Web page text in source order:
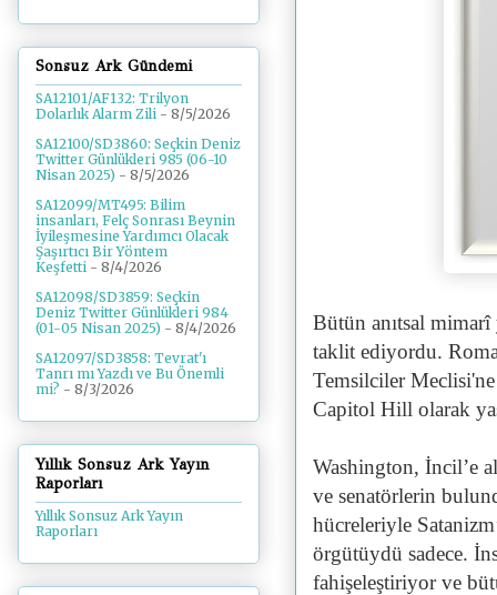
Bütün anıtsal mimarî
taklit ediyordu.
Temsilciler
Capitol Hill olarak
Washington, İncil’e
ve senatörlerin
hücreleriyle
örgütüydü sadece.
fahişeleştiriyor ve
Sonsuz Ark Gündemi
SA12101/AF132: Trilyon
Dolarlık Alarm Zili - 8/5/2026
SA12100/SD3860: Seçkin Deniz
Twitter Günlükleri 985 (06-10
Nisan 2025) - 8/5/2026
SA12099/MT495: Bilim
insanları, Felç Sonrası Beynin
İyileşmesine Yardımcı Olacak
Şaşırtıcı Bir Yöntem
Keşfetti - 8/4/2026
SA12098/SD3859: Seçkin
Deniz Twitter Günlükleri 984
(01-05 Nisan 2025) - 8/4/2026
SA12097/SD3858: Tevrat'ı
Tanrı mı Yazdı ve Bu Önemli
mi? - 8/3/2026
Yıllık Sonsuz Ark Yayın
Raporları
Yıllık Sonsuz Ark Yayın
Raporları